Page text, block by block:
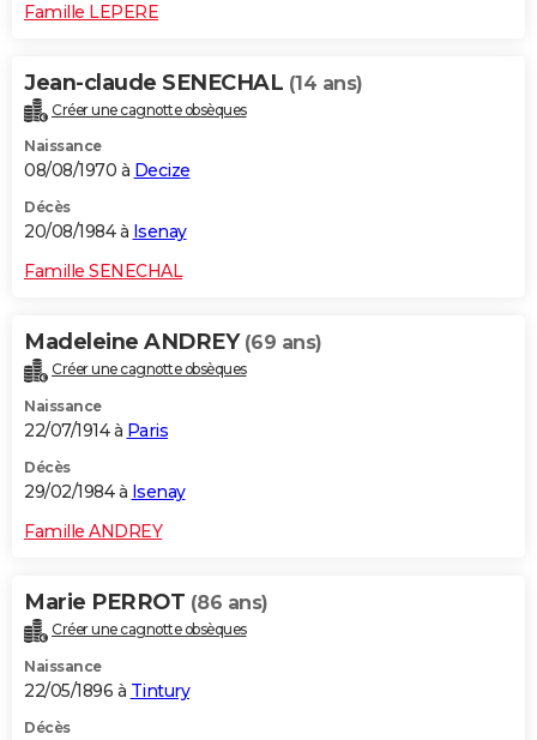
Famille LEPERE
Jean-claude SENECHAL (14 ans)
Créer une cagnotte obsèques
Naissance
08/08/1970 à Decize
Décès
20/08/1984 à Isenay
Famille SENECHAL
Madeleine ANDREY (69 ans)
Créer une cagnotte obsèques
Naissance
22/07/1914 à Paris
Décès
29/02/1984 à Isenay
Famille ANDREY
Marie PERROT (86 ans)
Créer une cagnotte obsèques
Naissance
22/05/1896 à Tintury
Décès